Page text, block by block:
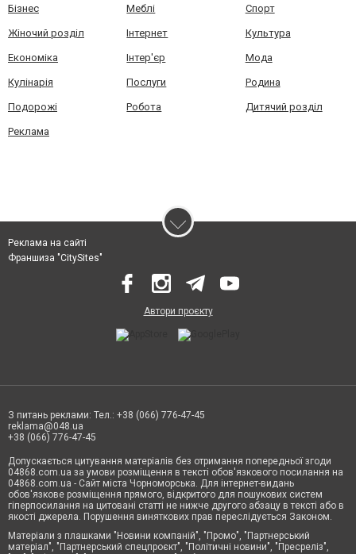
Бізнес Меблі Спорт
Жіночий розділ Інтернет Культура
Економіка Інтер'єр Мода
Кулінарія Послуги Родина
Подорожі Робота Дитячий розділ
Реклама
Реклама на сайті
Франшиза "CitySites"
Автори проєкту
З питань реклами: Тел.: +38 (066) 776-47-45
reklama@048.ua
+38 (066) 776-47-45
Допускається цитування матеріалів без отримання попередньої згоди
04868.com.ua за умови розміщення в тексті обов'язкового посилання на
04868.com.ua - Сайт міста Чорноморська. Для інтернет-видань
обов'язкове розміщення прямого, відкритого для пошукових систем
гіперпосилання на цитовані статті не нижче другого абзацу в тексті або в
якості джерела. Порушення виняткових прав переслідується Законом.
Матеріали з плашками "Новини компаній", "Промо", "Партнерський
матеріал", "Партнерський спецпроєкт", "Політичні новини", "Пресреліз",